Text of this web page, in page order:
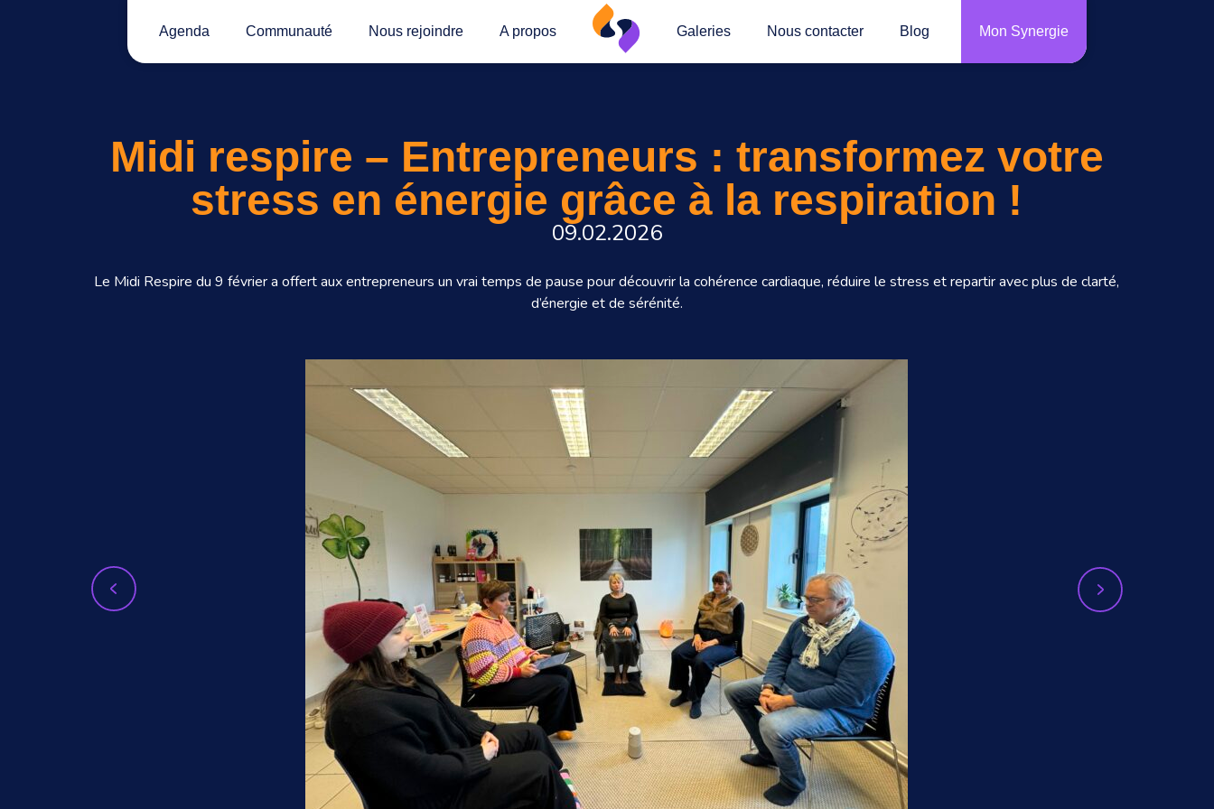
Agenda Communauté Nous rejoindre A propos Galeries Nous contacter Blog Mon Synergie
Midi respire – Entrepreneurs : transformez votre
stress en énergie grâce à la respiration !
09.02.2026
Le Midi Respire du 9 février a offert aux entrepreneurs un vrai temps de pause pour découvrir la cohérence cardiaque, réduire le stress et repartir avec plus de clarté,
d’énergie et de sérénité.